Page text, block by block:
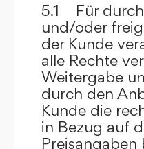
5.1 Für durch
und/oder
der Kunde
alle Rechte
Weitergabe
durch den
Kunde die
in Bezug auf